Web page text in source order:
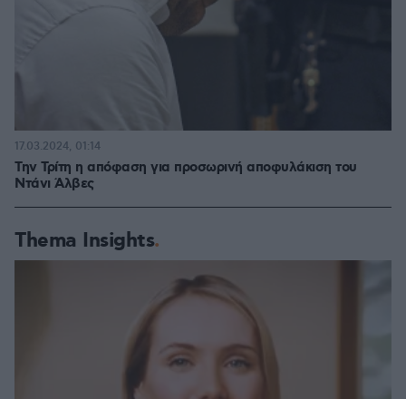
Την Τρίτη η απόφαση για προσωρινή αποφυλάκιση του
Ντάνι Άλβες
17.03.2024, 01:14
Thema Insights